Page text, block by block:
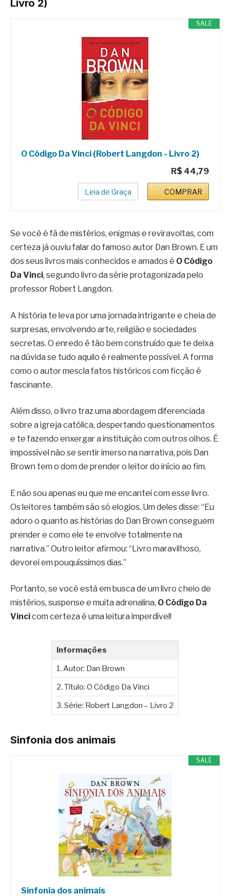
Livro 2)
SALE
O Código Da Vinci (Robert Langdon - Livro 2)
R$ 44,79
Leia de Graça COMPRAR
Se você é fã de mistérios, enigmas e reviravoltas, com
certeza já ouviu falar do famoso autor Dan Brown. E um
dos seus livros mais conhecidos e amados é O Código
Da Vinci, segundo livro da série protagonizada pelo
professor Robert Langdon.
A história te leva por uma jornada intrigante e cheia de
surpresas, envolvendo arte, religião e sociedades
secretas. O enredo é tão bem construído que te deixa
na dúvida se tudo aquilo é realmente possível. A forma
como o autor mescla fatos históricos com ficção é
fascinante.
Além disso, o livro traz uma abordagem diferenciada
sobre a igreja católica, despertando questionamentos
e te fazendo enxergar a instituição com outros olhos. É
impossível não se sentir imerso na narrativa, pois Dan
Brown tem o dom de prender o leitor do início ao fim.
E não sou apenas eu que me encantei com esse livro.
Os leitores também são só elogios. Um deles disse: “Eu
adoro o quanto as histórias do Dan Brown conseguem
prender e como ele te envolve totalmente na
narrativa.” Outro leitor afirmou: “Livro maravilhoso,
devorei em pouquíssimos dias.”
Portanto, se você está em busca de um livro cheio de
mistérios, suspense e muita adrenalina, O Código Da
Vincicom certeza é uma leitura imperdível!
Informações
1. Autor: Dan Brown
2. Título: O Código Da Vinci
3. Série: Robert Langdon – Livro 2
Sinfonia dos animais
SALE
Sinfonia dos animais